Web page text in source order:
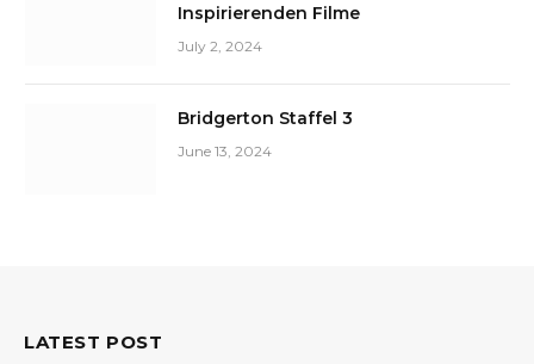
Inspirierenden Filme
July 2, 2024
Bridgerton Staffel 3
June 13, 2024
LATEST POST